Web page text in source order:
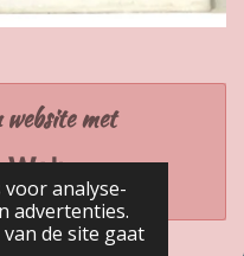
analyse-
advertenties.
de site gaat
met